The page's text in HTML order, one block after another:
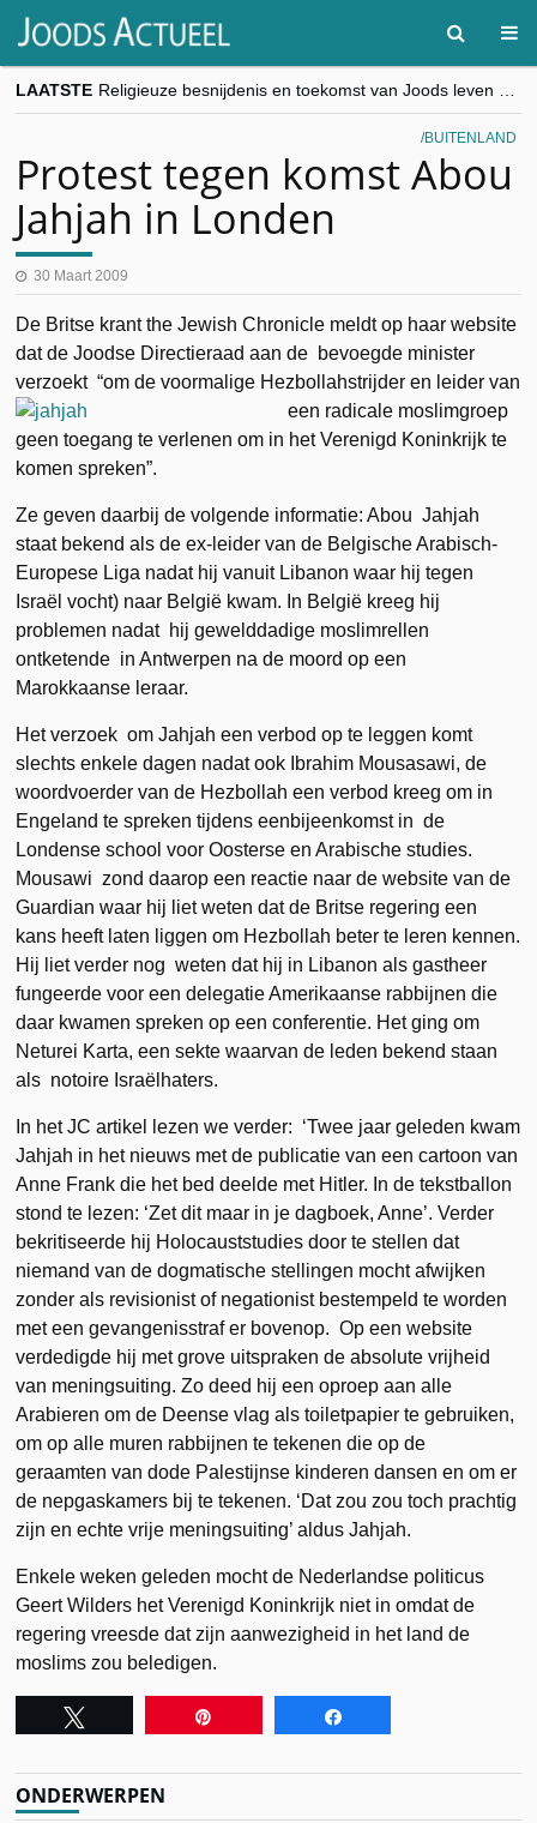
LAATSTE
“Besnijdenisdebat toont hoe moeilijk seculiere Westen minderheden begrijpt”, Jinnih Beels (Vooruit)
CITYTRIP | ROEMENIË – Boekarest: de verrassing van Oost-Europa
BUITENLAND
Protest tegen komst Abou
Jahjah in Londen
30 Maart 2009
De Britse krant the Jewish Chronicle meldt op haar website
dat de Joodse Directieraad aan de bevoegde minister
verzoekt “om de voormalige Hezbollahstrijder en leider van
een radicale moslimgroep
geen toegang te verlenen om in het Verenigd Koninkrijk te
komen spreken”.
Ze geven daarbij de volgende informatie: Abou Jahjah
staat bekend als de ex-leider van de Belgische Arabisch-
Europese Liga nadat hij vanuit Libanon waar hij tegen
Israël vocht) naar België kwam. In België kreeg hij
problemen nadat hij gewelddadige moslimrellen
ontketende in Antwerpen na de moord op een
Marokkaanse leraar.
Het verzoek om Jahjah een verbod op te leggen komt
slechts enkele dagen nadat ook Ibrahim Mousasawi, de
woordvoerder van de Hezbollah een verbod kreeg om in
Engeland te spreken tijdens eenbijeenkomst in de
Londense school voor Oosterse en Arabische studies.
Mousawi zond daarop een reactie naar de website van de
Guardian waar hij liet weten dat de Britse regering een
kans heeft laten liggen om Hezbollah beter te leren kennen.
Hij liet verder nog weten dat hij in Libanon als gastheer
fungeerde voor een delegatie Amerikaanse rabbijnen die
daar kwamen spreken op een conferentie. Het ging om
Neturei Karta, een sekte waarvan de leden bekend staan
als notoire Israëlhaters.
In het JC artikel lezen we verder: ‘Twee jaar geleden kwam
Jahjah in het nieuws met de publicatie van een cartoon van
Anne Frank die het bed deelde met Hitler. In de tekstballon
stond te lezen: ‘Zet dit maar in je dagboek, Anne’. Verder
bekritiseerde hij Holocauststudies door te stellen dat
niemand van de dogmatische stellingen mocht afwijken
zonder als revisionist of negationist bestempeld te worden
met een gevangenisstraf er bovenop. Op een website
verdedigde hij met grove uitspraken de absolute vrijheid
van meningsuiting. Zo deed hij een oproep aan alle
Arabieren om de Deense vlag als toiletpapier te gebruiken,
om op alle muren rabbijnen te tekenen die op de
geraamten van dode Palestijnse kinderen dansen en om er
de nepgaskamers bij te tekenen. ‘Dat zou zou toch prachtig
zijn en echte vrije meningsuiting’ aldus Jahjah.
Enkele weken geleden mocht de Nederlandse politicus
Geert Wilders het Verenigd Koninkrijk niet in omdat de
regering vreesde dat zijn aanwezigheid in het land de
moslims zou beledigen.
ONDERWERPEN